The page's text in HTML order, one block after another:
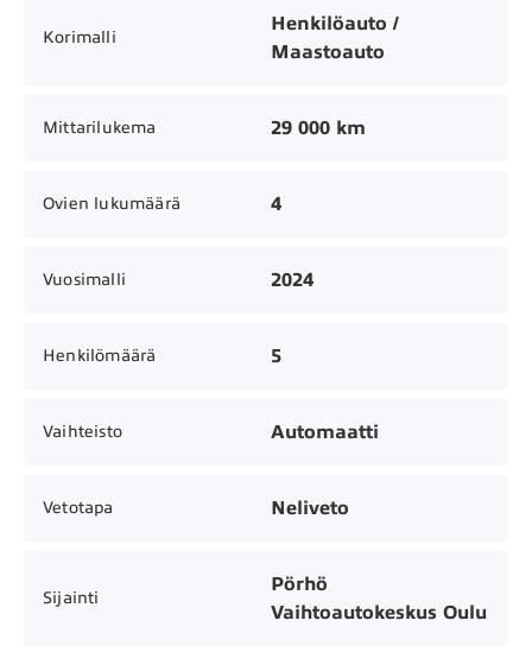
Korimalli
Henkilöauto /
Maastoauto
Mittarilukema 29 000 km
Ovien lukumäärä 4
Vuosimalli 2024
Henkilömäärä 5
Vaihteisto Automaatti
Vetotapa Neliveto
Sijainti
Pörhö
Vaihtoautokeskus Oulu